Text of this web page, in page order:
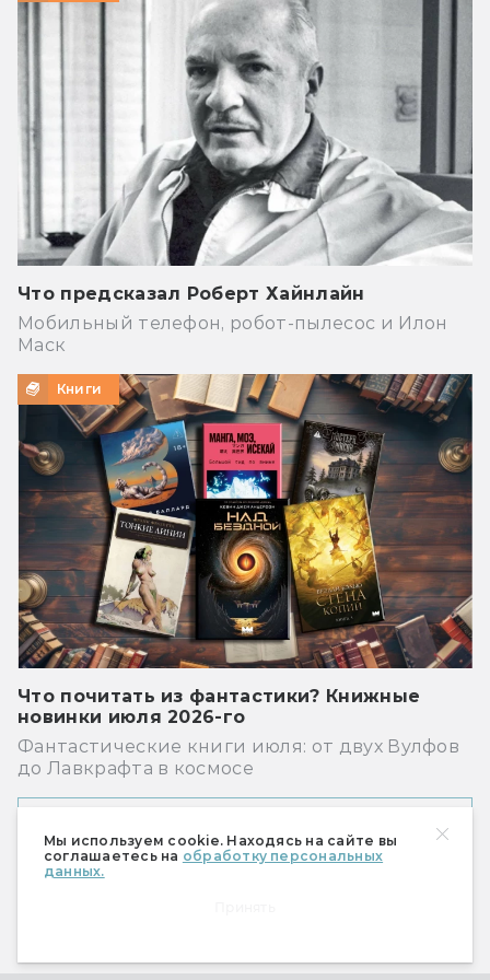
Мы используем cookie. Находясь на сайте вы
соглашаетесь на обработку персональных
данных.
Что предсказал Роберт Хайнлайн
Мобильный телефон, робот-пылесос и Илон
Маск
Книги
Что почитать из фантастики? Книжные
новинки июля 2026-го
Фантастические книги июля: от двух Вулфов
до Лавкрафта в космосе